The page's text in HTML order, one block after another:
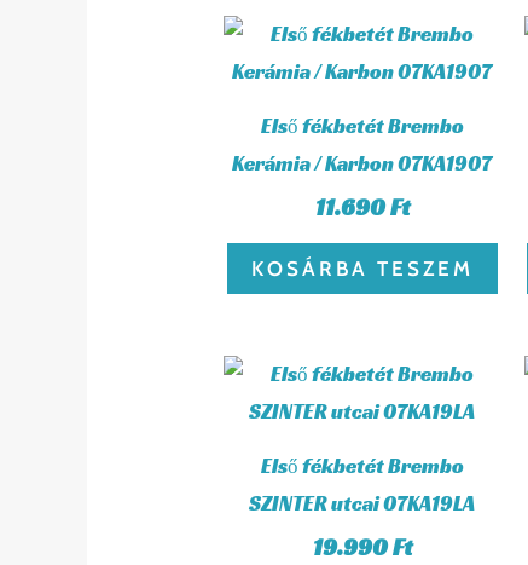
Első fékbetét Brembo
Kerámia / Karbon 07KA1907
11.690Ft
KOSÁRBA TESZEM
Első fékbetét Brembo
SZINTER utcai 07KA19LA
19.990Ft